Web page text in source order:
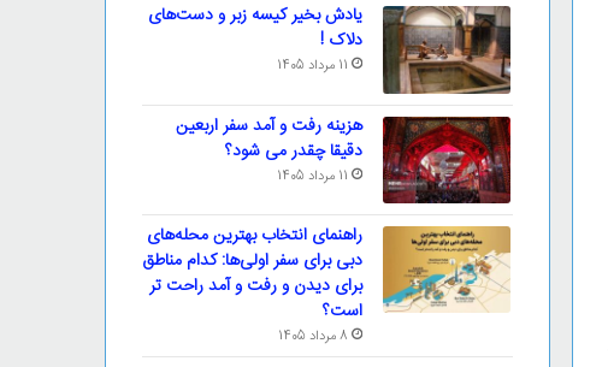
یادش بخیر کیسه‌ زبر و دست‌های
دلاک !
11 مرداد 1405
هزینه رفت و آمد سفر اربعین
دقیقا چقدر می شود؟
11 مرداد 1405
راهنمای انتخاب بهترین محله‌های
دبی برای سفر اولی‌ها: کدام مناطق
برای دیدن و رفت و آمد راحت تر
است؟
8 مرداد 1405